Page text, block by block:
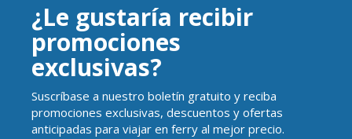
¿Le gustaría recibir
promociones
exclusivas?
Suscríbase a nuestro boletín gratuito y reciba
promociones exclusivas, descuentos y ofertas
anticipadas para viajar en ferry al mejor precio.